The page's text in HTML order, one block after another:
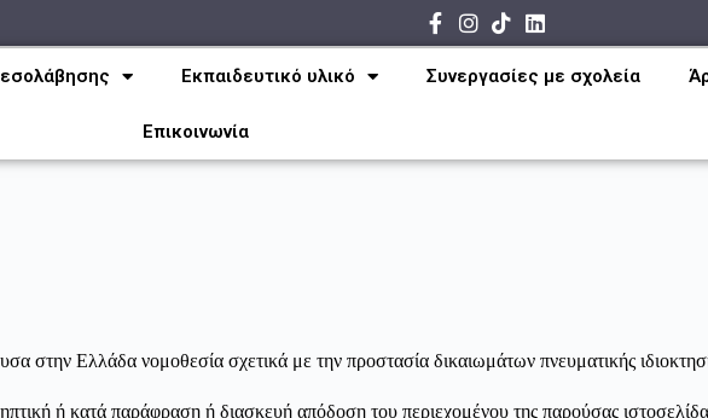
Εκπαιδευτικό υλικό Συνεργασίες με σχολεία
Επικοινωνία
στην Ελλάδα νομοθεσία σχετικά με την προστασία δικαιωμάτων πνευματικής
ή κατά παράφραση ή διασκευή απόδοση του περιεχομένου της παρούσας